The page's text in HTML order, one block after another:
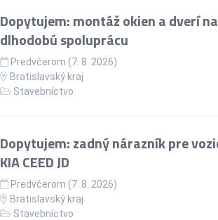
Dopytujem: montáž okien a dverí na
dlhodobú spoluprácu
Predvčerom (7. 8. 2026)
Bratislavský kraj
Stavebníctvo
Dopytujem: zadný nárazník pre
KIA CEED JD
Predvčerom (7. 8. 2026)
Bratislavský kraj
Stavebníctvo